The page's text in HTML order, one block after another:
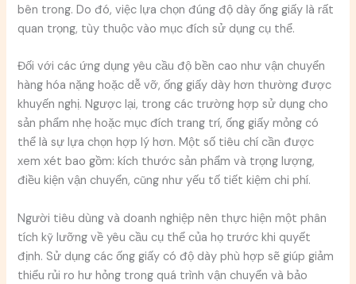
bên trong. Do đó, việc lựa chọn đúng độ dày ống giấy là rất
quan trọng, tùy thuộc vào mục đích sử dụng cụ thể.
Đối với các ứng dụng yêu cầu độ bền cao như vận chuyển
hàng hóa nặng hoặc dễ vỡ, ống giấy dày hơn thường được
khuyến nghị. Ngược lại, trong các trường hợp sử dụng cho
sản phẩm nhẹ hoặc mục đích trang trí, ống giấy mỏng có
thể là sự lựa chọn hợp lý hơn. Một số tiêu chí cần được
xem xét bao gồm: kích thước sản phẩm và trọng lượng,
điều kiện vận chuyển, cũng như yếu tố tiết kiệm chi phí.
Người tiêu dùng và doanh nghiệp nên thực hiện một phân
tích kỹ lưỡng về yêu cầu cụ thể của họ trước khi quyết
định. Sử dụng các ống giấy có độ dày phù hợp sẽ giúp giảm
thiểu rủi ro hư hỏng trong quá trình vận chuyển và bảo